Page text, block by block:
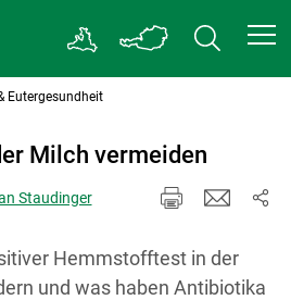
Eutergesundheit
Milch vermeiden
Staudinger
Hemmstofftest in der
und was haben Antibiotika